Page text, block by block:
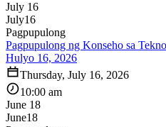
July 16
July16
Pagpupulong
Pagpupulong ng Konseho sa
Hulyo 16, 2026
Thursday, July 16, 2026
10:00 am
June 18
June18